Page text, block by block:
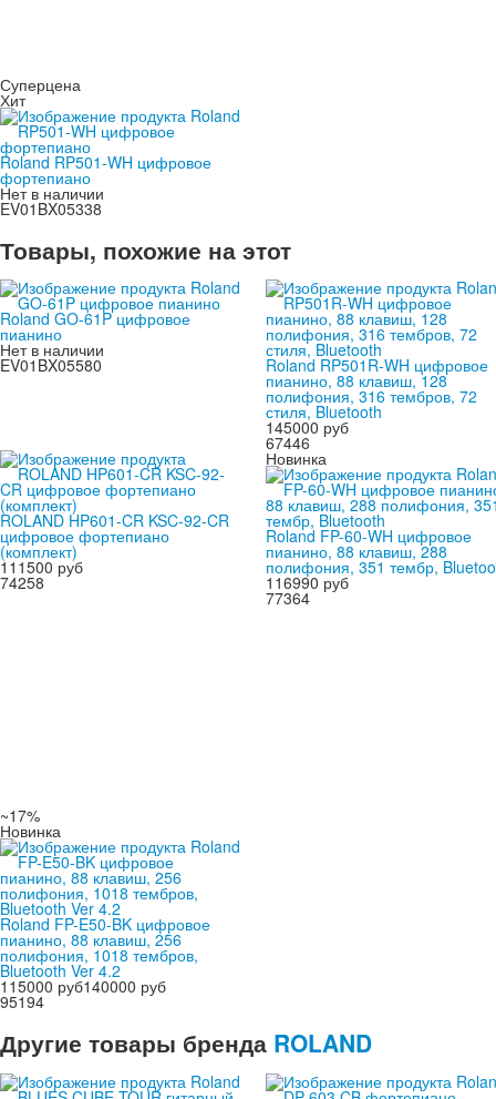
Суперцена
Хит
Roland RP501-WH цифровое
фортепиано
Нет в наличии
EV01BX05338
Товары, похожие на этот
Roland GO-61P цифровое
пианино
Нет в наличии
EV01BX05580 Roland RP501R-WH цифровое
пианино, 88 клавиш, 128
полифония, 316 тембров, 72
стиля, Bluetooth
145000 руб
67446
ROLAND HP601-CR KSC-92-CR
цифровое фортепиано
(комплект)
111500 руб
74258
Новинка
Roland FP-60-WH цифровое
пианино, 88 клавиш, 288
полифония, 351 тембр,
116990 руб
77364
~17%
Новинка
Roland FP-E50-BK цифровое
пианино, 88 клавиш, 256
полифония, 1018 тембров,
Bluetooth Ver 4.2
115000 руб140000 руб
95194
Другие товары бренда ROLAND